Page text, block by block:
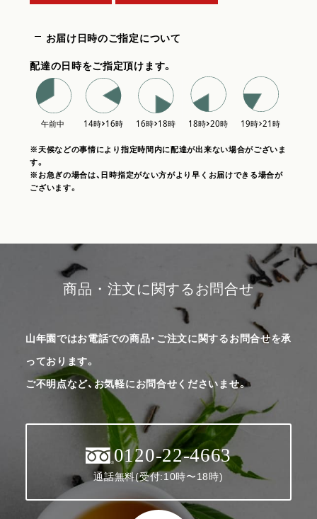
お届け日時のご指定について
配達の日時をご指定頂けます。
※天候などの事情により指定時間内に配達が出来ない場合がございま
す。
※お急ぎの場合は、日時指定がない方がより早くお届けできる場合が
ございます。
商品・注文に関するお問合せ
山年園ではお電話での商品・ご注文に関するお問合せを承
っております。
ご不明点など、お気軽にお問合せくださいませ。
0120-22-4663
通話無料(受付:10時〜18時)